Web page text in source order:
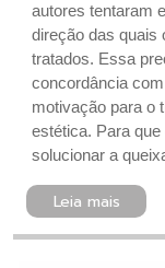
autores tentaram
direção das quais
tratados. Essa
concordância
motivação para o
estética. Para
solucionar a
Leia mais